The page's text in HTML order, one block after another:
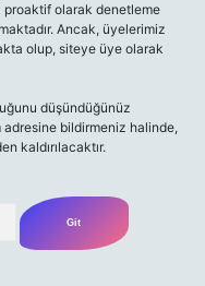
olarak denetleme
Ancak, üyelerimiz
olup, siteye üye olarak
düşündüğünüz
adresine bildirmeniz halinde,
kaldırılacaktır.